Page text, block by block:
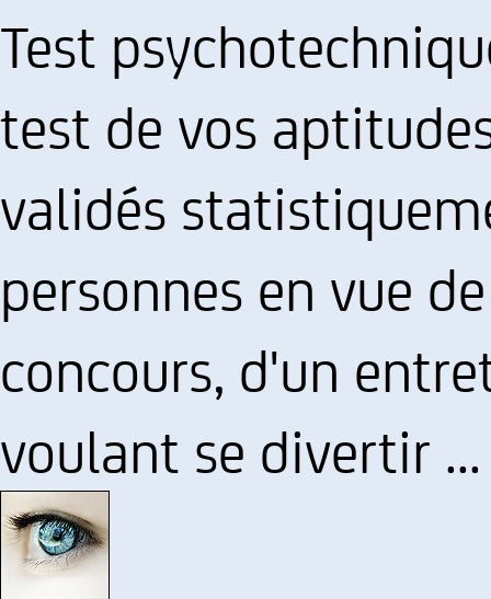
Test
test de vos
validés
personnes en vue
concours, d'un
voulant se divertir ...